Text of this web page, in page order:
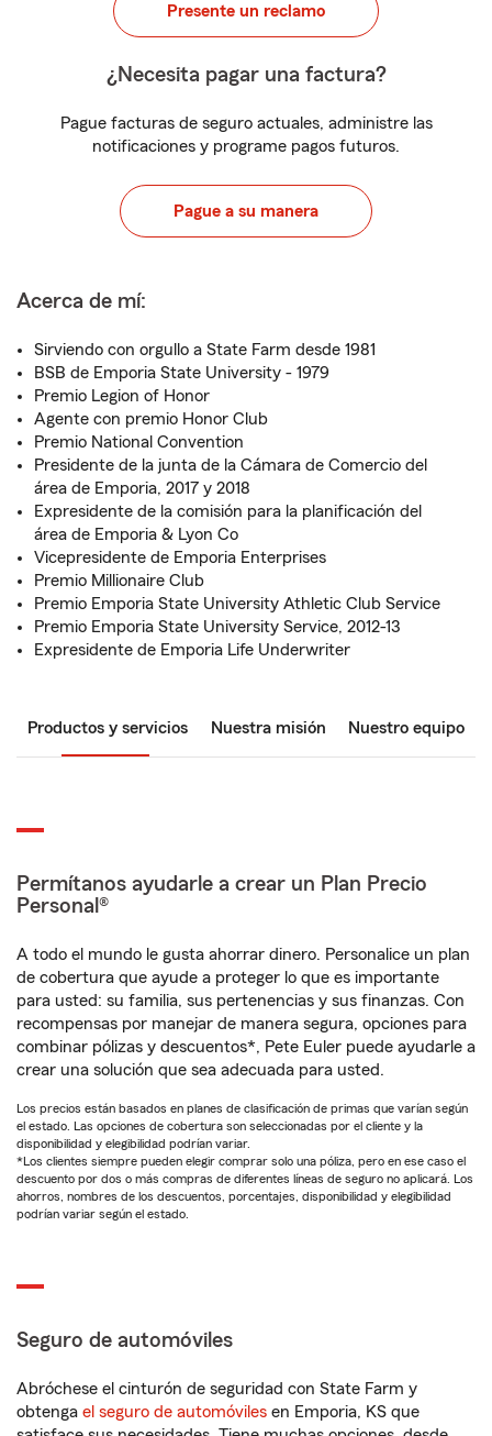
Presente un reclamo
¿Necesita pagar una factura?
Pague facturas de seguro actuales, administre las
notificaciones y programe pagos futuros.
Pague a su manera
Acerca de mí:
Sirviendo con orgullo a State Farm desde 1981
BSB de Emporia State University - 1979
Premio Legion of Honor
Agente con premio Honor Club
Premio National Convention
Presidente de la junta de la Cámara de Comercio del
área de Emporia, 2017 y 2018
Expresidente de la comisión para la planificación del
área de Emporia & Lyon Co
Vicepresidente de Emporia Enterprises
Premio Millionaire Club
Premio Emporia State University Athletic Club Service
Premio Emporia State University Service, 2012-13
Expresidente de Emporia Life Underwriter
Productos y servicios Nuestra misión Nuestro equipo
Permítanos ayudarle a crear un Plan Precio
Personal®
A todo el mundo le gusta ahorrar dinero. Personalice un plan
de cobertura que ayude a proteger lo que es importante
para usted: su familia, sus pertenencias y sus finanzas. Con
recompensas por manejar de manera segura, opciones para
combinar pólizas y descuentos*, Pete Euler puede ayudarle a
crear una solución que sea adecuada para usted.
Los precios están basados en planes de clasificación de primas que varían según
el estado. Las opciones de cobertura son seleccionadas por el cliente y la
disponibilidad y elegibilidad podrían variar.
*Los clientes siempre pueden elegir comprar solo una póliza, pero en ese caso el
descuento por dos o más compras de diferentes líneas de seguro no aplicará. Los
ahorros, nombres de los descuentos, porcentajes, disponibilidad y elegibilidad
podrían variar según el estado.
Seguro de automóviles
Abróchese el cinturón de seguridad con State Farm y
obtenga el seguro de automóviles en Emporia, KS que